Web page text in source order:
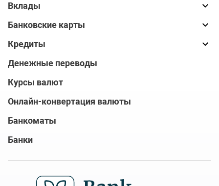
Вклады
Банковские карты
Кредиты
Денежные переводы
Курсы валют
Онлайн-конвертация валюты
Банкоматы
Банки